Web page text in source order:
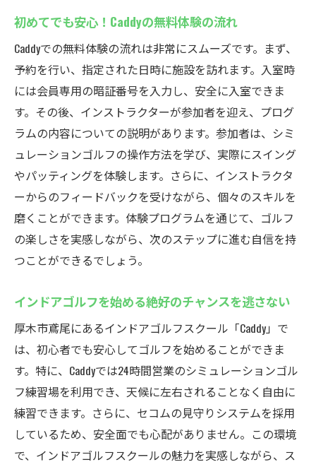
初めてでも安心！Caddyの無料体験の流れ
Caddyでの無料体験の流れは非常にスムーズです。まず、
予約を行い、指定された日時に施設を訪れます。入室時
には会員専用の暗証番号を入力し、安全に入室できま
す。その後、インストラクターが参加者を迎え、プログ
ラムの内容についての説明があります。参加者は、シミ
ュレーションゴルフの操作方法を学び、実際にスイング
やパッティングを体験します。さらに、インストラクタ
ーからのフィードバックを受けながら、個々のスキルを
磨くことができます。体験プログラムを通じて、ゴルフ
の楽しさを実感しながら、次のステップに進む自信を持
つことができるでしょう。
インドアゴルフを始める絶好のチャンスを逃さない
厚木市鳶尾にあるインドアゴルフスクール「Caddy」で
は、初心者でも安心してゴルフを始めることができま
す。特に、Caddyでは24時間営業のシミュレーションゴル
フ練習場を利用でき、天候に左右されることなく自由に
練習できます。さらに、セコムの見守りシステムを採用
しているため、安全面でも心配がありません。この環境
で、インドアゴルフスクールの魅力を実感しながら、ス